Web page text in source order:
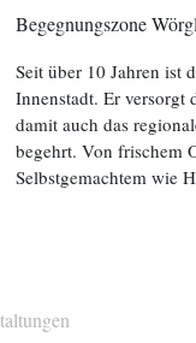
Begegnungszone
Seit über 10 Jahren ist
Innenstadt. Er versorgt
damit auch das
begehrt. Von frischem
Selbstgemachtem wie